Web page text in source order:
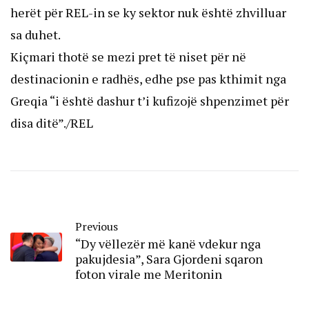
herët për REL-in se ky sektor nuk është zhvilluar
sa duhet.
Kiçmari thotë se mezi pret të niset për në
destinacionin e radhës, edhe pse pas kthimit nga
Greqia “i është dashur t’i kufizojë shpenzimet për
disa ditë”./REL
Previous
“Dy vëllezër më kanë vdekur nga
pakujdesia”, Sara Gjordeni sqaron
foton virale me Meritonin